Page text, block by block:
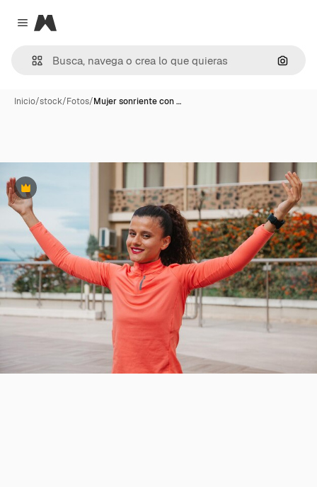
Close menu
Magnific
Inicio/stock/Fotos/Mujer sonriente con …
Premium